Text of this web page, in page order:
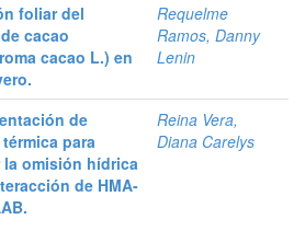
foliar del
cacao
cacao L.) en
Requelme
Ramos, Danny
Lenin
de
para
la omisión hídrica
de HMA-
Reina Vera,
Diana Carelys